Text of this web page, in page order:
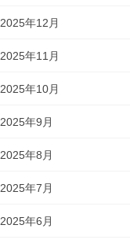
2025年12月
2025年11月
2025年10月
2025年9月
2025年8月
2025年7月
2025年6月